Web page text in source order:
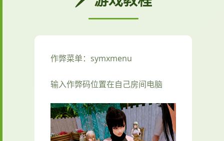
作弊菜单：symxmenu
输入作弊码位置在自己房间电脑